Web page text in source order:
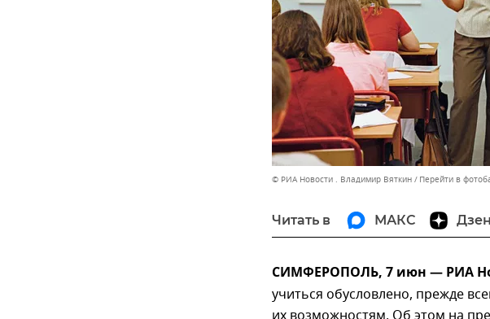
© РИА Новости . Владимир Вяткин Перейти в
Читать в МАКС Дзен
СИМФЕРОПОЛЬ, 7 июн — РИА
учиться обусловлено, прежде